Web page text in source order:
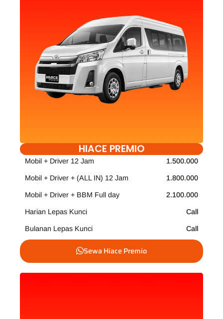
HIACE PREMIO
Mobil + Driver 12 Jam 1.500.000
Mobil + Driver + (ALL IN) 12 Jam 1.800.000
Mobil + Driver + BBM Full day 2.100.000
Harian Lepas Kunci Call
Bulanan Lepas Kunci Call
Sewa Hiace Premio